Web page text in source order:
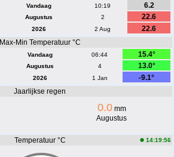
Vandaag 10:19
6.2
Augustus 2
22.6
2026 2 Aug
22.6
Max-Min Temperatuur °C
Vandaag 06:44
15.4°
Augustus 4
13.0°
2026 1 Jan
-9.1°
Jaarlijkse regen
0.0mm
Augustus
Temperatuur °C 14:19:56